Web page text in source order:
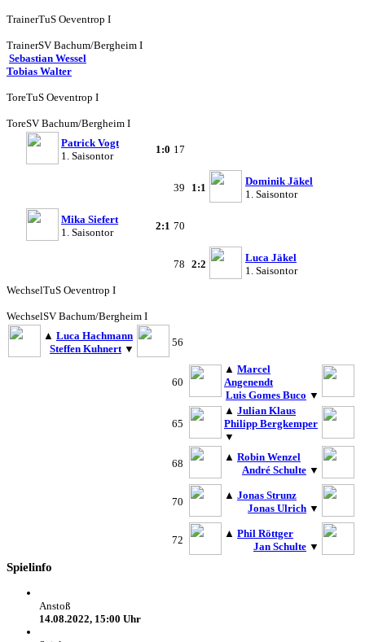
TrainerTuS Oeventrop I
TrainerSV Bachum/Bergheim I
Sebastian Wessel
Tobias Walter
ToreTuS Oeventrop I
ToreSV Bachum/Bergheim I
Patrick Vogt
1. Saisontor
1:0 17
39 1:1
Dominik Jäkel
1. Saisontor
Mika Siefert
1. Saisontor
2:1 70
78 2:2
Luca Jäkel
1. Saisontor
WechselTuS Oeventrop I
WechselSV Bachum/Bergheim I
▲ Luca Hachmann
Steffen Kuhnert ▼
56
60
▲ Marcel
Angenendt
Luis Gomes Buco ▼
65
▲ Julian Klaus
Philipp Bergkemper
▼
68
▲ Robin Wenzel
André Schulte ▼
70
▲ Jonas Strunz
Jonas Ulrich ▼
72
▲ Phil Röttger
Jan Schulte ▼
Spielinfo
Anstoß
14.08.2022, 15:00 Uhr